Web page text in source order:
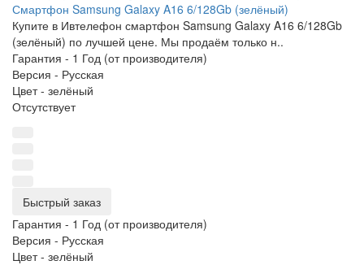
Смартфон Samsung Galaxy A16 6/128Gb (зелёный)
Купите в Ивтелефон смартфон Samsung Galaxy A16 6/128Gb
(зелёный) по лучшей цене. Мы продаём только н..
Гарантия - 1 Год (от производителя)
Версия - Русская
Цвет - зелёный
Отсутствует
Быстрый заказ
Гарантия - 1 Год (от производителя)
Версия - Русская
Цвет - зелёный